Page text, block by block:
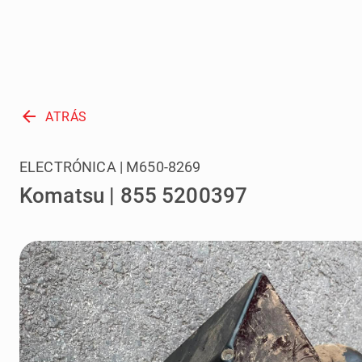
arrow_back ATRÁS
Komatsu | 855 5200397
ELECTRÓNICA | M650-8269